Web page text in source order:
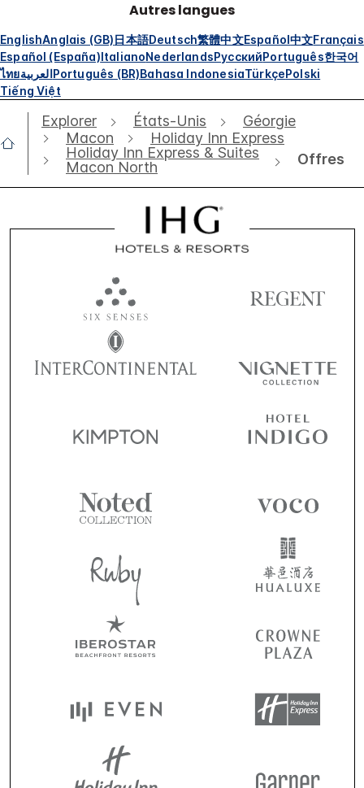
Autres langues
EnglishAnglais (GB)日本語Deutsch繁體中文Español中文Français
Español (España)ItalianoNederlandsРусскийPortuguês한국어
ไทยالعربيةPortuguês (BR)Bahasa IndonesiaTürkçePolski
Tiếng Việt
Explorer États-Unis
Géorgie
Macon
Holiday Inn Express
Holiday Inn Express & Suites
Macon North
Offres